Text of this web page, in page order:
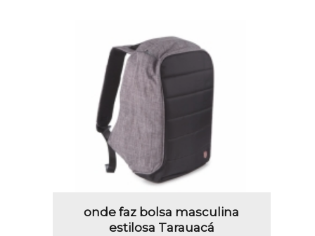
onde faz bolsa masculina
estilosa Tarauacá